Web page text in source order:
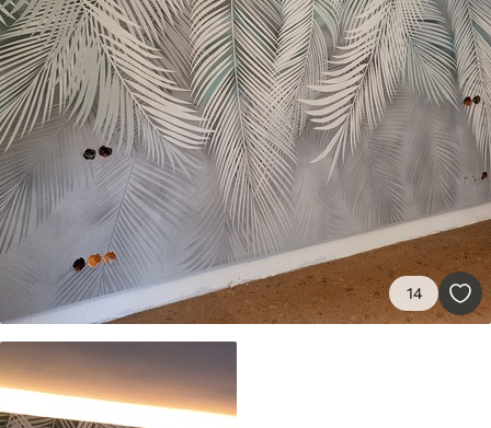
Matériaux disponibles
Standard
45.0027 .00 €/m²
Premium
56 34.00€/m²
Vinyle Premium
65.0039 .00€/m²
Peel and Stick
.6749.00€/m²
14